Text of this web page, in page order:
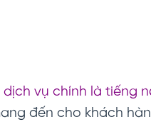
dịch vụ chính là tiếng
đến cho khách